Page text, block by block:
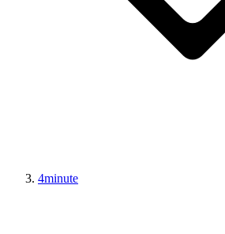
4minute